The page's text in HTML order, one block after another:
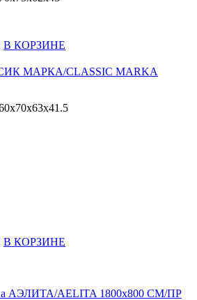
В КОРЗИНЕ
МАРКА/CLASSIC MARKA
В КОРЗИНЕ
АЭЛИТА/AELITA 1800х800 СМ/ПР